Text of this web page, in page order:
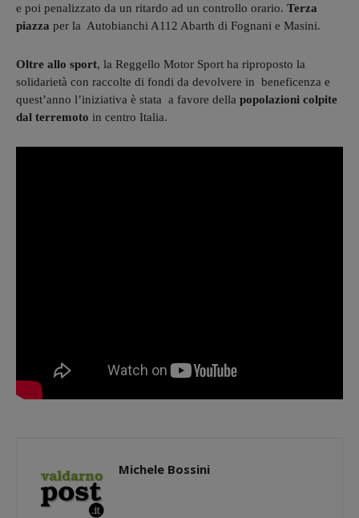
e poi penalizzato da un ritardo ad un controllo orario. Terza
piazza per la Autobianchi A112 Abarth di Fognani e Masini.
Oltre allo sport, la Reggello Motor Sport ha riproposto la
solidarietà con raccolte di fondi da devolvere in beneficenza e
quest’anno l’iniziativa è stata a favore della popolazioni colpite
dal terremoto in centro Italia.
Michele Bossini